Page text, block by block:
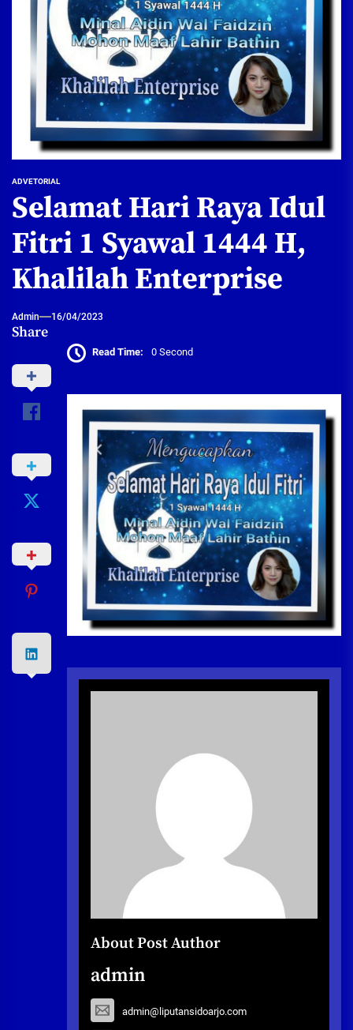
ADVETORIAL
Selamat Hari Raya Idul
Fitri 1 Syawal 1444 H,
Khalilah Enterprise
Admin 16/04/2023
Share
Read Time: 0 Second
About Post Author
admin
admin@liputansidoarjo.com